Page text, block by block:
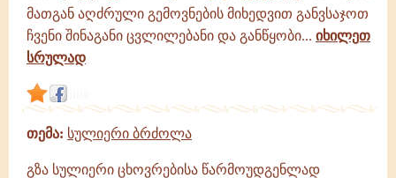
მათგან აღძრული გემოვნების მიხედვით განვსაჯოთ
ჩვენი შინაგანი ცვლილებანი და განწყობი... იხილეთ
სრულად
თემა: სულიერი ბრძოლა
გზა სულიერი ცხოვრებისა წარმოუდგენლად